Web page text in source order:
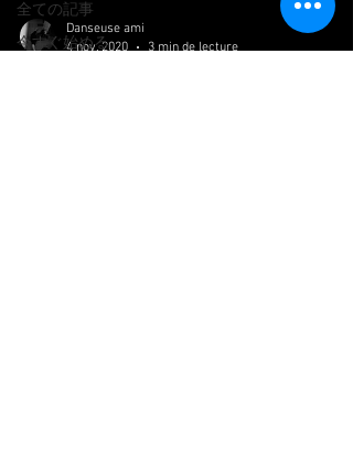
全ての記事
今すぐ始める
Danseuse ami
4 nov. 2020
3 min de lecture